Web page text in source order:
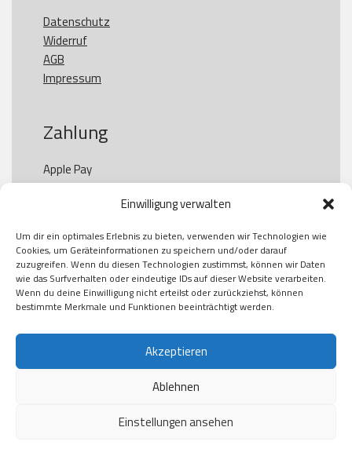
Einwilligung verwalten
Um dir ein optimales Erlebnis zu bieten, verwenden wir Technologien wie
Cookies, um Geräteinformationen zu speichern und/oder darauf
zuzugreifen. Wenn du diesen Technologien zustimmst, können wir Daten
wie das Surfverhalten oder eindeutige IDs auf dieser Website verarbeiten.
Wenn du deine Einwilligung nicht erteilst oder zurückziehst, können
bestimmte Merkmale und Funktionen beeinträchtigt werden.
Akzeptieren
Ablehnen
Einstellungen ansehen
Datenschutz
Widerruf
AGB
Impressum
Zahlung
Apple Pay
Paypal
Kauf auf Rechung
Klarna
American Express